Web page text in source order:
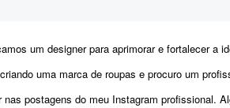
designer para aprimorar e fortalecer a identidade visual da nossa marca gamer. Já possuímos um logotipo
marca de roupas e procuro um profissional para me ajudar na preparação das artes, montagem dos
profissional. Algumas já foram feitas por mim, mas precisam ser